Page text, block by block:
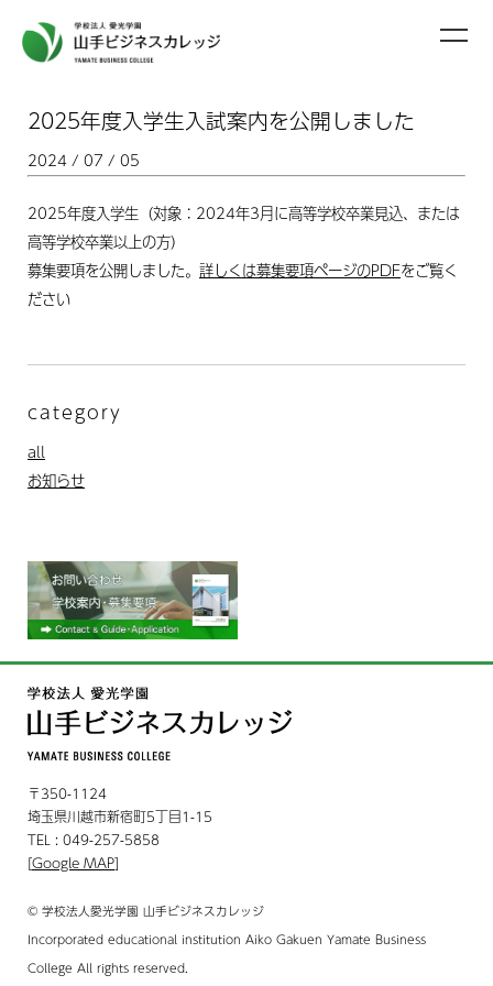
2025年度入学生入試案内を公開しました
2024 / 07 / 05
2025年度入学生（対象：2024年3月に高等学校卒業見込、または
高等学校卒業以上の方）
募集要項を公開しました。 詳しくは募集要項ページのPDFをご覧く
ださい
category
all
お知らせ
〒350-1124
埼玉県川越市新宿町5丁目1-15
TEL : 049-257-5858
[Google MAP]
© 学校法人愛光学園 山手ビジネスカレッジ
Incorporated educational institution Aiko Gakuen Yamate Business
College All rights reserved.